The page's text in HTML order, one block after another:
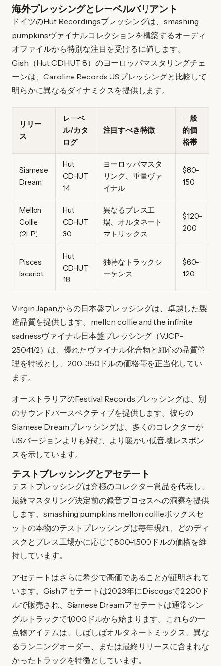
海外プレッシングとレーベルバリアント
ドイツのHut Recordingsプレッシングは、smashing
pumpkinsヴァイナルコレクションを構築するオーディ
オファイルから特別な注目を受けるに値します。
Gish（Hut CDHUT 8）のヨーロッパマスタリングチェ
ーンは、Caroline Records USプレッシングと比較して
明らかに異なるダイナミクスを提供します。
リリー
ス
レーベ
ル/カタ
ログ
注目すべき特徴
一般
的価
格帯
Siamese
Dream
Hut
CDHUT
14
ヨーロッパマスタ
リング、重量ヴァ
イナル
$80-
150
Mellon
Collie
(2LP)
Hut
CDHUT
30
異なるプレス工
場、オルタネート
マトリックス
$120-
200
Pisces
Iscariot
Hut
CDHUT
18
独特なトラックシ
ーケンス
$60-
120
Virgin Japanからの日本盤プレッシングは、卓越した製
造品質を提供します。mellon collie and the infinite
sadnessヴァイナル日本盤プレッシング（VJCP-
25041/2）は、優れたヴァイナル化合物と細心の品質管
理を特徴とし、200-350ドルの価格帯を正当化してい
ます。
オーストラリアのFestival Recordsプレッシングは、別
のサウンドパースペクティブを提供します。彼らの
Siamese Dreamプレッシングは、多くのコレクターが
USバージョンよりも好む、より暖かい低音域レスポン
スを示しています。
テストプレッシングとアセテート
テストプレッシングは究極のコレクター賞品を代表し、
最終マスタリング決定前の録音プロセスへの洞察を提供
します。smashing pumpkins mellon collieボックスセ
ットの本物のテストプレッシングは毎年現れ、どのディ
スクとプレス工場かに応じて800-1,500ドルの価格を維
持しています。
アセテートはさらに希少で高価であることが証明されて
います。Gishアセテートは2023年にDiscogsで2,200ド
ルで販売され、Siamese Dreamアセテートは通常シン
グルトラックで1,000ドルから始まります。これらの一
点物アイテムは、しばしばオルタネートミックス、異な
るランニングオーダー、または最終リリースに含まれな
かったトラックを特徴としています。